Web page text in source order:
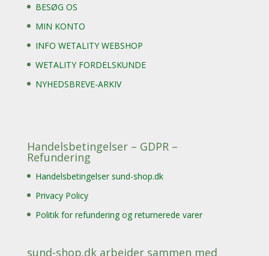
BESØG OS
MIN KONTO
INFO WETALITY WEBSHOP
WETALITY FORDELSKUNDE
NYHEDSBREVE-ARKIV
Handelsbetingelser – GDPR –
Refundering
Handelsbetingelser sund-shop.dk
Privacy Policy
Politik for refundering og returnerede varer
sund-shop.dk arbejder sammen med